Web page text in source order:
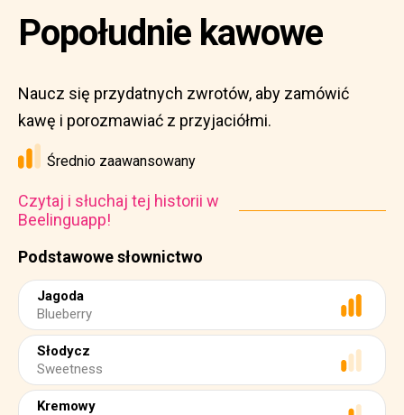
Podstawowe słownictwo
Jagoda
Blueberry
Słodycz
Sweetness
Kremowy
Popołudnie kawowe
Naucz się przydatnych zwrotów, aby zamówić
kawę i porozmawiać z przyjaciółmi.
Średnio zaawansowany
Czytaj i słuchaj tej historii w
Beelinguapp!